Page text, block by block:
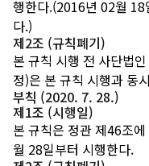
행한다.(2016년 02월
다.)
제2조 (규칙폐기)
본 규칙 시행 전 사단법
정)은 본 규칙 시행과 동
부칙 (2020. 7. 28.)
제1조 (시행일)
본 규칙은 정관 제46조
월 28일부터 시행한다.